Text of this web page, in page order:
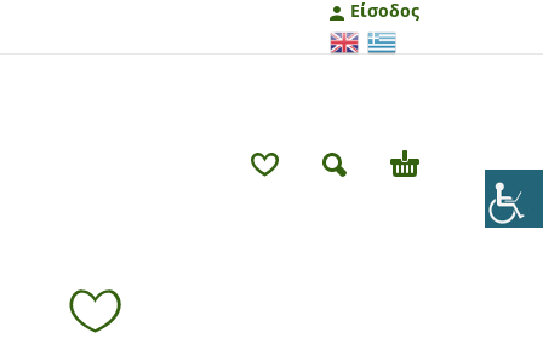
Είσοδος